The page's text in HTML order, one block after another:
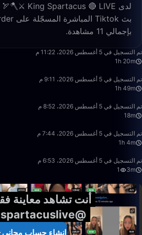
بإجمالي 11 مشاهدة.
1:20:54
تم التسجيل في 5 أغسطس 2026، 11:22 م
1h 20m
1:49:30
تم التسجيل في 5 أغسطس 2026، 9:11 م
1h 49m
18:20
تم التسجيل في 5 أغسطس 2026، 8:52 م
18m
1:04:27
تم التسجيل في 5 أغسطس 2026، 7:44 م
1h 4m
3:06
تم التسجيل في 5 أغسطس 2026، 6:53 م
3m
1
أنت تشاهد معاينة
@kingspartacuslive
إنشاء حساب مجاني